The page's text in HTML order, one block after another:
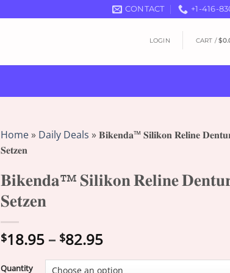
CONTACT +1-416-
LOGIN CART /$
Home» Daily Deals »𝐁𝐢𝐤𝐞𝐧𝐝𝐚™ 𝐒𝐢𝐥𝐢𝐤𝐨𝐧 𝐑𝐞𝐥𝐢𝐧𝐞
𝐒𝐞𝐭𝐳𝐞𝐧
𝐁𝐢𝐤𝐞𝐧𝐝𝐚™ 𝐒𝐢𝐥𝐢𝐤𝐨𝐧 𝐑𝐞𝐥𝐢𝐧𝐞
𝐒𝐞𝐭𝐳𝐞𝐧
$18.95 – $82.95Price
$18.95
Quantity